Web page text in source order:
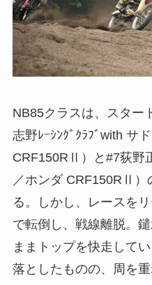
NB85クラスは、スター
志野ﾚｰｼﾝｸﾞｸﾗﾌﾞwith サ
CRF150RⅡ）と#7荻野
／ホンダ CRF150RⅡ）
る。しかし、レースを
で転倒し、戦線離脱。
ままトップを快走して
落としたものの、周を